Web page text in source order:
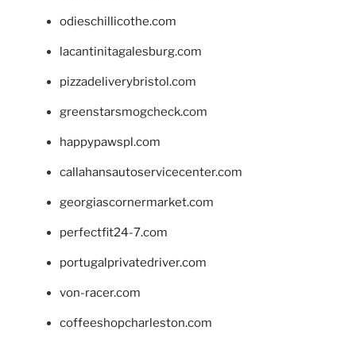
odieschillicothe.com
lacantinitagalesburg.com
pizzadeliverybristol.com
greenstarsmogcheck.com
happypawspl.com
callahansautoservicecenter.com
georgiascornermarket.com
perfectfit24-7.com
portugalprivatedriver.com
von-racer.com
coffeeshopcharleston.com